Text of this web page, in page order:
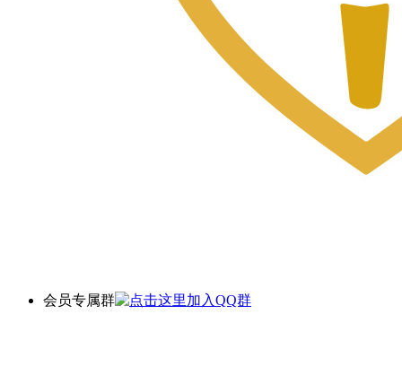
会员专属群